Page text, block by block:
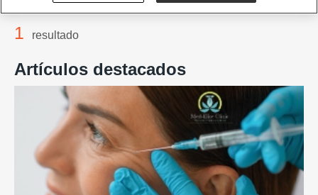
Med Elite Clinic, Cayey
1 resultado
Artículos destacados